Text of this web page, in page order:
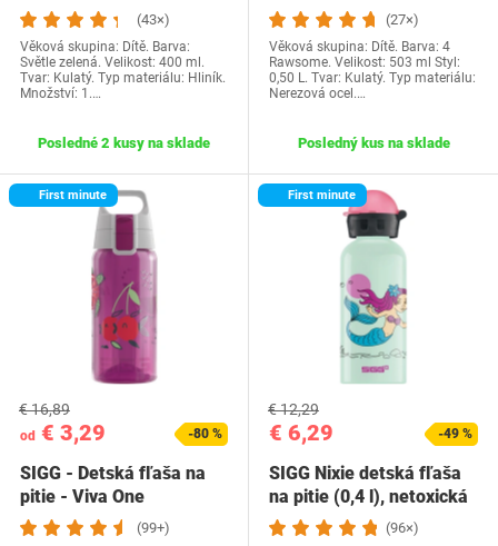
Tractor - S…
(43×)
Věková skupina: Dítě. Barva:
Světle zelená. Velikost: 400 ml.
Tvar: Kulatý. Typ materiálu: Hliník.
Množství: 1.…
Posledné 2 kusy na sklade
Therm One…
(27×)
Věková skupina: Dítě. Barva: 4
Rawsome. Velikost: 503 ml Styl:
0,50 L. Tvar: Kulatý. Typ materiálu:
Nerezová ocel.…
Posledný kus na sklade
First minute
od € 3,29
€ 16,89
-80 %
SIGG - Detská fľaša na
pitie - Viva One
Swimming Fruits -…
(99+)
First minute
€ 6,29
€ 12,29
-49 %
SIGG Nixie detská fľaša
na pitie (0,4 l), netoxická
detská…
(96×)